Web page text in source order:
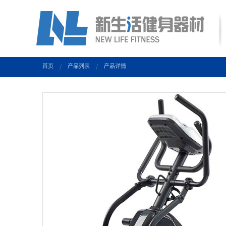
首页 产品列表 产品详情